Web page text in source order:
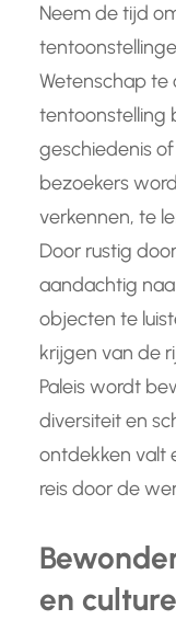
Neem de tijd
Wetenschap te
tentoonstelling
geschiedenis
bezoekers
verkennen, te
Door rustig
aandachtig
objecten te
krijgen van de
Paleis wordt
diversiteit en
ontdekken valt
reis door de
en